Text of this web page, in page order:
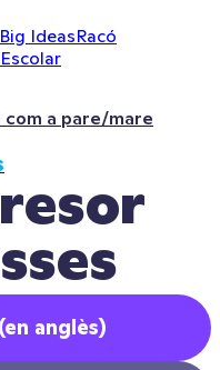
Big IdeasRacó
com a pare/mare
(en anglès)